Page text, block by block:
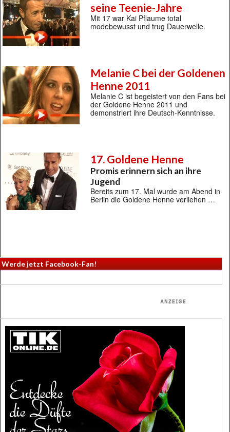
seine Teenie-Jahre
Mit 17 war Kai Pflaume total
modebewusst und trug Dauerwelle.
Melanie C bei der Goldenen
Henne 2011
Melanie C ist begeistert von den Fans bei
der Goldene Henne 2011 und
demonstriert ihre Deutsch-Kenntnisse.
17. Goldene Henne
Promis erinnern sich an ihre
Jugend
Bereits zum 17. Mal wurde am Abend in
Berlin die Goldene Henne verliehen …
Werde jetzt Facebook-Fan!